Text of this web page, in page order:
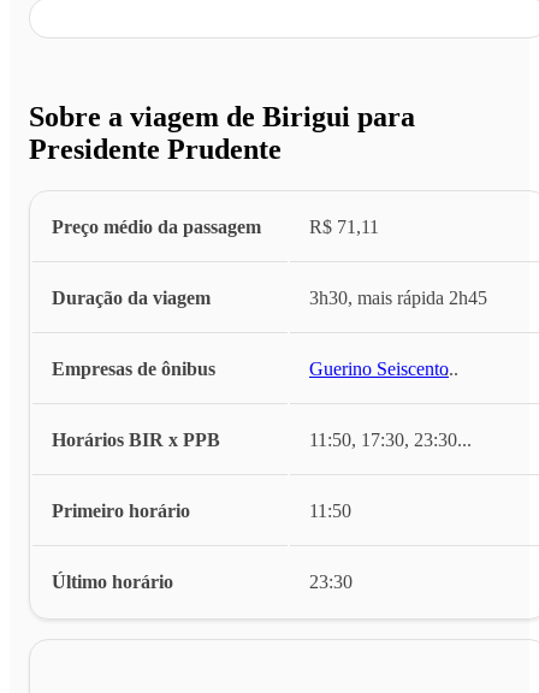
Sobre a viagem de Birigui para
Presidente Prudente
Preço médio da passagem R$ 71,11
Duração da viagem 3h30, mais rápida 2h45
Empresas de ônibus Guerino Seiscento...
Horários BIR x PPB 11:50, 17:30, 23:30...
Primeiro horário 11:50
Último horário 23:30